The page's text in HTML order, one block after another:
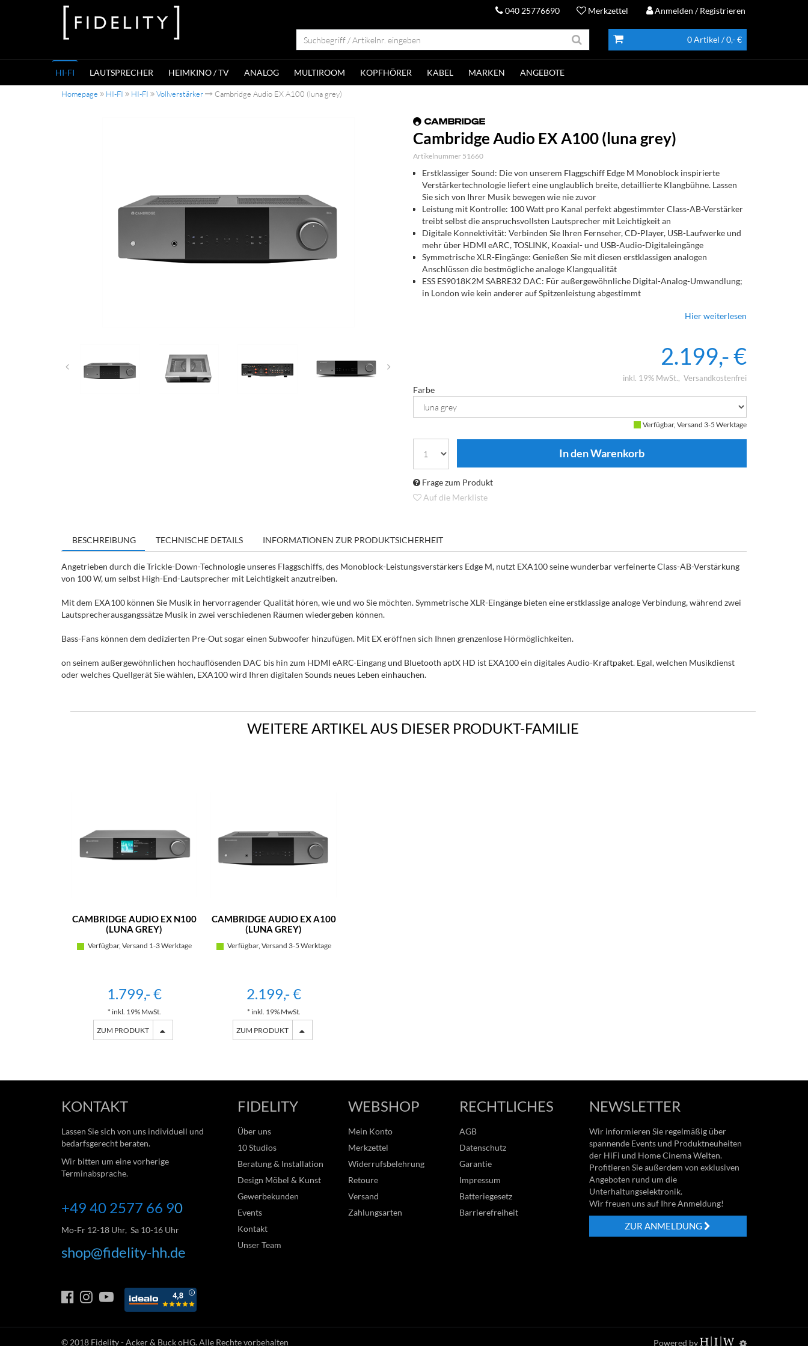
040 25776690 Merkzettel Anmelden / Registrieren
0 Artikel / 0,- €
HI-FI LAUTSPRECHER HEIMKINO / TV ANALOG MULTIROOM KOPFHÖRER KABEL MARKEN ANGEBOTE
Homepage HI-FI HI-FI Vollverstärker Cambridge Audio EX A100 (luna grey)
Cambridge Audio EX A100 (luna grey)
Artikelnummer 51660
Erstklassiger Sound: Die von unserem Flaggschiff Edge M Monoblock inspirierte
Verstärkertechnologie liefert eine unglaublich breite, detaillierte Klangbühne. Lassen
Sie sich von Ihrer Musik bewegen wie nie zuvor
Leistung mit Kontrolle: 100 Watt pro Kanal perfekt abgestimmter Class-AB-Verstärker
treibt selbst die anspruchsvollsten Lautsprecher mit Leichtigkeit an
Digitale Konnektivität: Verbinden Sie Ihren Fernseher, CD-Player, USB-Laufwerke und
mehr über HDMI eARC, TOSLINK, Koaxial- und USB-Audio-Digitaleingänge
Symmetrische XLR-Eingänge: Genießen Sie mit diesen erstklassigen analogen
Anschlüssen die bestmögliche analoge Klangqualität
ESS ES9018K2M SABRE32 DAC: Für außergewöhnliche Digital-Analog-Umwandlung;
in London wie kein anderer auf Spitzenleistung abgestimmt
Zwei Lautsprecherzonen: Warum den Spaß auf nur einen Raum beschränken? Zwei
Sätze Lautsprecherausgänge bieten die Möglichkeit einer zweiten Zone
Hier weiterlesen
2.199,- €
inkl. 19% MwSt. Versandkostenfrei
Farbe
Verfügbar, Versand 3-5 Werktage
Frage zum Produkt
Auf die Merkliste
BESCHREIBUNG TECHNISCHE DETAILS INFORMATIONEN ZUR PRODUKTSICHERHEIT
Angetrieben durch die Trickle-Down-Technologie unseres Flaggschiffs, des Monoblock-Leistungsverstärkers Edge M, nutzt EXA100 seine wunderbar verfeinerte Class-AB-Verstärkung
von 100 W, um selbst High-End-Lautsprecher mit Leichtigkeit anzutreiben.
Mit dem EXA100 können Sie Musik in hervorragender Qualität hören, wie und wo Sie möchten. Symmetrische XLR-Eingänge bieten eine erstklassige analoge Verbindung, während zwei
Lautsprecherausgangssätze Musik in zwei verschiedenen Räumen wiedergeben können.
Bass-Fans können dem dedizierten Pre-Out sogar einen Subwoofer hinzufügen. Mit EX eröffnen sich Ihnen grenzenlose Hörmöglichkeiten.
on seinem außergewöhnlichen hochauflösenden DAC bis hin zum HDMI eARC-Eingang und Bluetooth aptX HD ist EXA100 ein digitales Audio-Kraftpaket. Egal, welchen Musikdienst
oder welches Quellgerät Sie wählen, EXA100 wird Ihren digitalen Sounds neues Leben einhauchen.
WEITERE ARTIKEL AUS DIESER PRODUKT-FAMILIE
CAMBRIDGE AUDIO EX N100
(LUNA GREY)
Verfügbar, Versand 1-3 Werktage
1.799,- €
* inkl. 19% MwSt.
ZUM PRODUKT
CAMBRIDGE AUDIO EX A100
(LUNA GREY)
Verfügbar, Versand 3-5 Werktage
2.199,- €
* inkl. 19% MwSt.
ZUM PRODUKT
KONTAKT
Lassen Sie sich von uns individuell und
bedarfsgerecht beraten.
Wir bitten um eine vorherige
Terminabsprache.
+49 40 2577 66 90
Mo-Fr 12-18 Uhr, Sa 10-16 Uhr
shop@fidelity-hh.de
FIDELITY
Über uns
10 Studios
Beratung & Installation
Design Möbel & Kunst
Gewerbekunden
Events
Kontakt
Unser Team
WEBSHOP
Mein Konto
Merkzettel
Widerrufsbelehrung
Retoure
Versand
Zahlungsarten
RECHTLICHES
AGB
Datenschutz
Garantie
Impressum
Batteriegesetz
Barrierefreiheit
NEWSLETTER
Wir informieren Sie regelmäßig über
spannende Events und Produktneuheiten
der HiFi und Home Cinema Welten.
Profitieren Sie außerdem von exklusiven
Angeboten rund um die
Unterhaltungselektronik.
Wir freuen uns auf Ihre Anmeldung!
ZUR ANMELDUNG
© 2018 Fidelity - Acker & Buck oHG. Alle Rechte vorbehalten Powered by